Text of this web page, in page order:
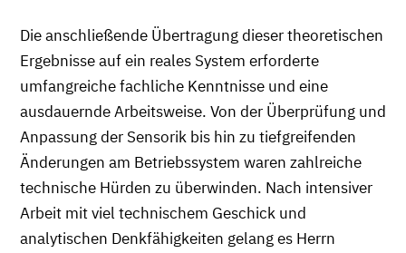
Die anschließende Übertragung dieser theoretischen
Ergebnisse auf ein reales System erforderte
umfangreiche fachliche Kenntnisse und eine
ausdauernde Arbeitsweise. Von der Überprüfung und
Anpassung der Sensorik bis hin zu tiefgreifenden
Änderungen am Betriebssystem waren zahlreiche
technische Hürden zu überwinden. Nach intensiver
Arbeit mit viel technischem Geschick und
analytischen Denkfähigkeiten gelang es Herrn